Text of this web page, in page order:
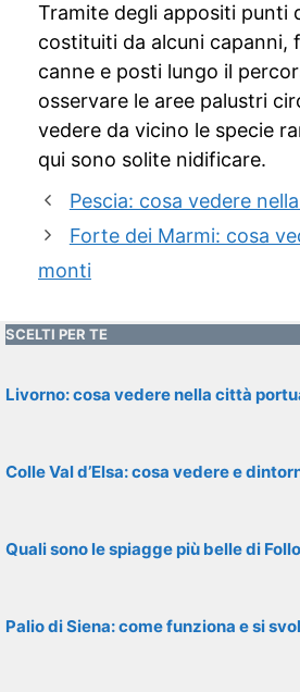
Tramite degli appositi punti
costituiti da alcuni capanni,
canne e posti lungo il
osservare le aree palustri
vedere da vicino le specie
qui sono solite nidificare.
Pescia: cosa vedere
Forte dei Marmi: cosa
monti
SCELTI PER TE
Livorno: cosa vedere nella città
Colle Val d’Elsa: cosa vedere e
Quali sono le spiagge più belle di
Palio di Siena: come funziona e si